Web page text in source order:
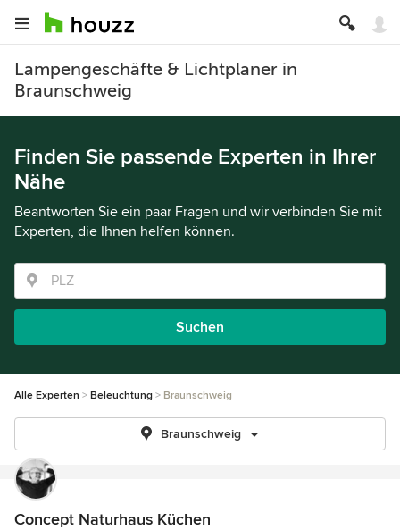
Lampengeschäfte & Lichtplaner in
Braunschweig
Finden Sie passende Experten in Ihrer
Nähe
Beantworten Sie ein paar Fragen und wir verbinden Sie mit
Experten, die Ihnen helfen können.
Suchen
Alle Experten Beleuchtung Braunschweig
Braunschweig
Concept Naturhaus Küchen